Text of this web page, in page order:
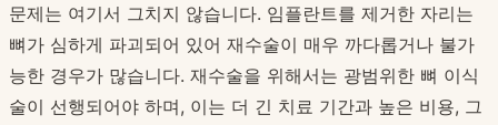
문제는 여기서 그치지 않습니다. 임플란트를 제거한 자리는
뼈가 심하게 파괴되어 있어 재수술이 매우 까다롭거나 불가
능한 경우가 많습니다. 재수술을 위해서는 광범위한 뼈 이식
술이 선행되어야 하며, 이는 더 긴 치료 기간과 높은 비용, 그